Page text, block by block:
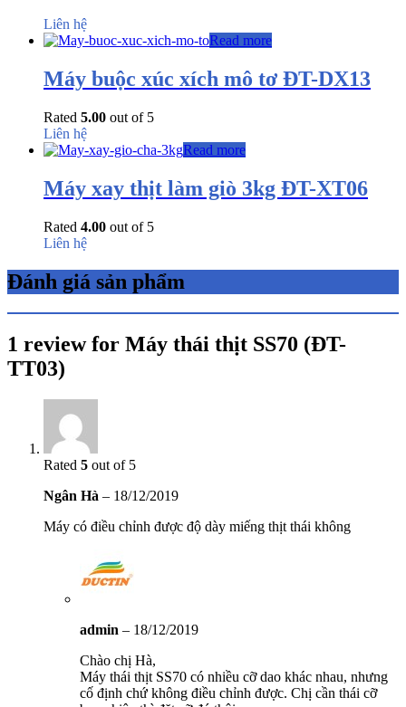
Liên hệ
Read more
Máy buộc xúc xích mô tơ ĐT-DX13
Rated 5.00 out of 5
Liên hệ
Read more
Máy xay thịt làm giò 3kg ĐT-XT06
Rated 4.00 out of 5
Liên hệ
Đánh giá sản phẩm
1 review for Máy thái thịt SS70 (ĐT-
TT03)
Rated 5 out of 5
Ngân Hà – 18/12/2019
Máy có điều chỉnh được độ dày miếng thịt thái không
admin – 18/12/2019
Chào chị Hà,
Máy thái thịt SS70 có nhiều cỡ dao khác nhau, nhưng
cố định chứ không điều chỉnh được. Chị cần thái cỡ